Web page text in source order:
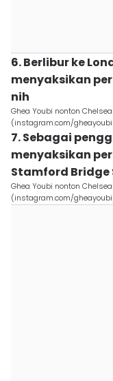
6. Berlibur ke
menyaksikan
nih
Ghea Youbi nonton
(instagram.com/
7. Sebagai
menyaksikan
Stamford
Ghea Youbi nonton
(instagram.com/